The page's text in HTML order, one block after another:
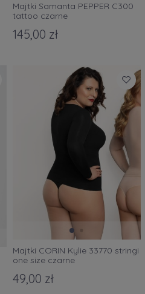
Majtki Samanta PEPPER C300
tattoo czarne
145,00 zł
Majtki CORIN Kylie 33770 stringi
one size czarne
49,00 zł